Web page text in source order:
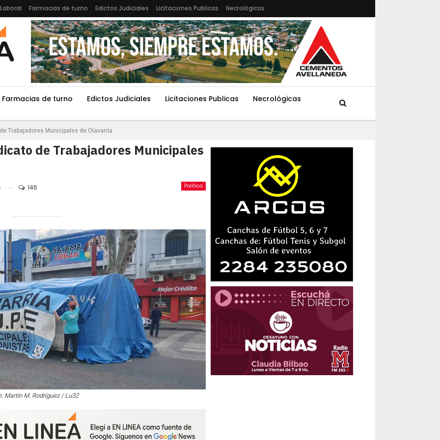
Farmacias de turno Edictos Judiciales Licitaciones Publicas Necrológicas
Farmacias de turno Edictos Judiciales Licitaciones Publicas Necrológicas
Trabajadores Municipales de Olavarría
de Trabajadores Municipales
Política
146
Martín M. Rodríguez / Lu32